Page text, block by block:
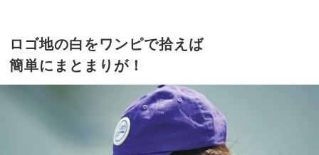
ロゴ地の白をワンピで拾えば
簡単にまとまりが！